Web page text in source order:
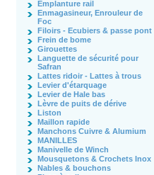
Emplanture rail
Enmagasineur, Enrouleur de
Foc
Filoirs - Ecubiers & passe pont
Frein de bome
Girouettes
Languette de sécurité pour
Safran
Lattes ridoir - Lattes à trous
Levier d'étarquage
Levier de Hale bas
Lèvre de puits de dérive
Liston
Maillon rapide
Manchons Cuivre & Alumium
MANILLES
Manivelle de Winch
Mousquetons & Crochets Inox
Nables & bouchons